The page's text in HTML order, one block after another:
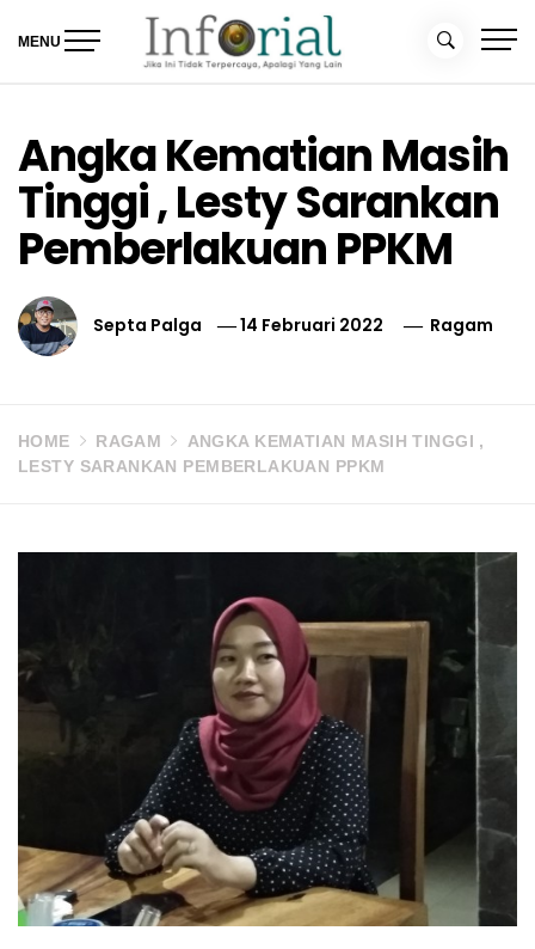
MENU
Angka Kematian Masih
Tinggi , Lesty Sarankan
Pemberlakuan PPKM
Septa Palga 14 Februari 2022 Ragam
HOME RAGAM
ANGKA KEMATIAN MASIH TINGGI ,
LESTY SARANKAN PEMBERLAKUAN PPKM